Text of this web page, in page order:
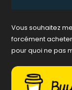
Vous souhaitez
forcément
pour quoi ne pas